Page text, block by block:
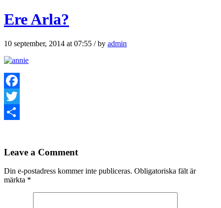
Ere Arla?
10 september, 2014 at 07:55 /by admin
Facebook
Twitter
Leave a Comment
Din e-postadress kommer inte publiceras. Obligatoriska fält är
märkta *